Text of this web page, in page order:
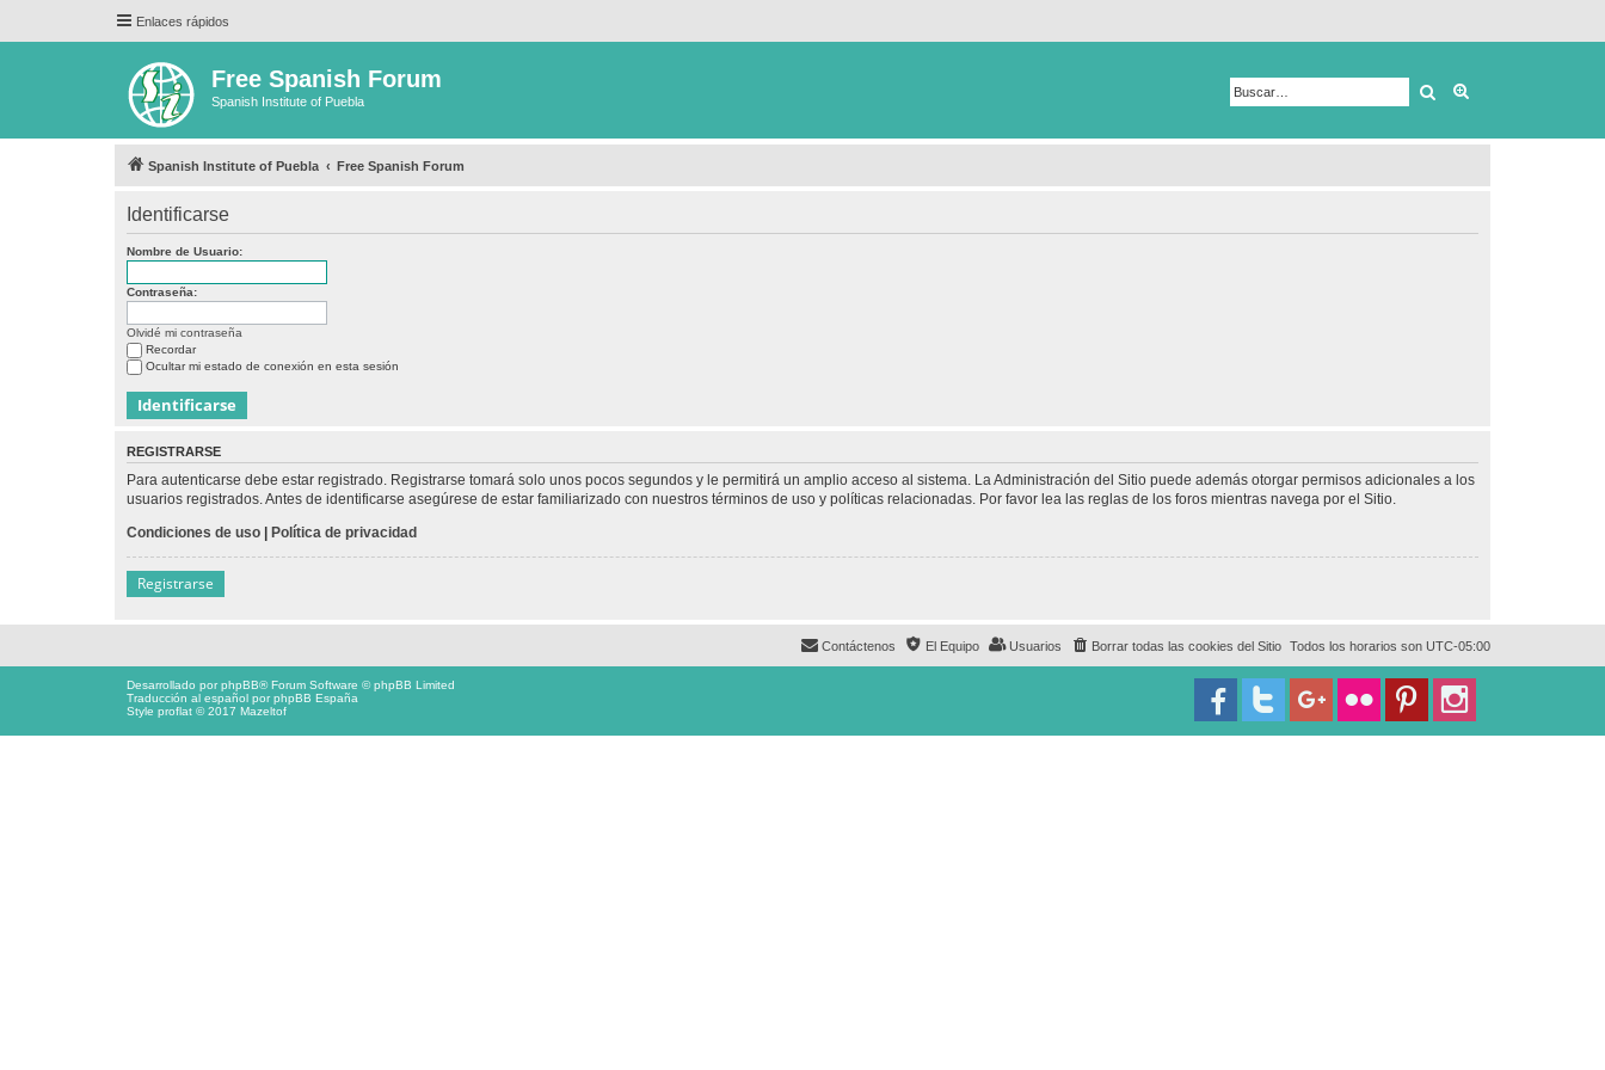
Enlaces rápidos
Free Spanish Forum
Spanish Institute of Puebla Buscar
Spanish Institute of Puebla Free Spanish Forum
Identificarse
Nombre de Usuario:
Contraseña:
Olvidé mi contraseña
Recordar
Ocultar mi estado de conexión en esta sesión
REGISTRARSE
Para autenticarse debe estar registrado. Registrarse tomará solo unos pocos segundos y le permitirá un amplio acceso al sistema. La Administración del Sitio puede además otorgar permisos adicionales a los
usuarios registrados. Antes de identificarse asegúrese de estar familiarizado con nuestros términos de uso y políticas relacionadas. Por favor lea las reglas de los foros mientras navega por el Sitio.
Condiciones de uso | Política de privacidad
Registrarse
Todos los horarios son UTC-05:00
Borrar todas las cookies del Sitio
Usuarios
El Equipo
Contáctenos
Desarrollado porphpBB® Forum Software © phpBB Limited
Traducción al español porphpBB España
Style proflat © 2017 Mazeltof